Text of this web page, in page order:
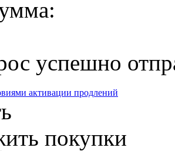
успешно
активации продлений
покупки